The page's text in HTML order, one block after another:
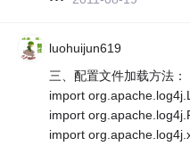
luohuijun619
三、配置文件加载方法：
import
import
import